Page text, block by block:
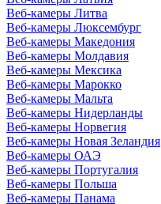
Веб-камеры Литва
Веб-камеры Люксембург
Веб-камеры Македония
Веб-камеры Молдавия
Веб-камеры Мексика
Веб-камеры Марокко
Веб-камеры Мальта
Веб-камеры Нидерланды
Веб-камеры Норвегия
Веб-камеры Новая Зеландия
Веб-камеры ОАЭ
Веб-камеры Португалия
Веб-камеры Польша
Веб-камеры Панама